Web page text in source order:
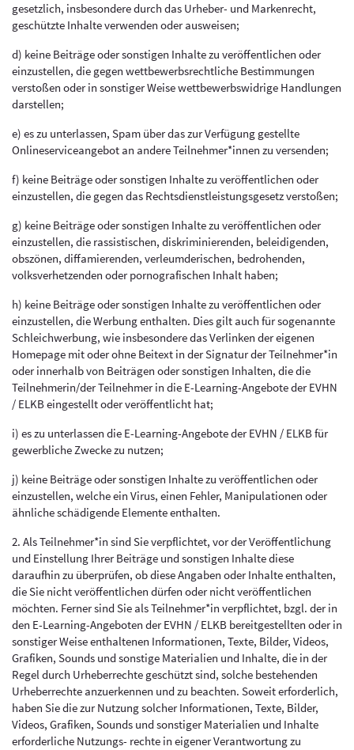
gesetzlich, insbesondere durch das Urheber- und Markenrecht,
geschützte Inhalte verwenden oder ausweisen;
d) keine Beiträge oder sonstigen Inhalte zu veröffentlichen oder
einzustellen, die gegen wettbewerbsrechtliche Bestimmungen
verstoßen oder in sonstiger Weise wettbewerbswidrige Handlungen
darstellen;
e) es zu unterlassen, Spam über das zur Verfügung gestellte
Onlineserviceangebot an andere Teilnehmer*innen zu versenden;
f) keine Beiträge oder sonstigen Inhalte zu veröffentlichen oder
einzustellen, die gegen das Rechtsdienstleistungsgesetz verstoßen;
g) keine Beiträge oder sonstigen Inhalte zu veröffentlichen oder
einzustellen, die rassistischen, diskriminierenden, beleidigenden,
obszönen, diffamierenden, verleumderischen, bedrohenden,
volksverhetzenden oder pornografischen Inhalt haben;
h) keine Beiträge oder sonstigen Inhalte zu veröffentlichen oder
einzustellen, die Werbung enthalten. Dies gilt auch für sogenannte
Schleichwerbung, wie insbesondere das Verlinken der eigenen
Homepage mit oder ohne Beitext in der Signatur der Teilnehmer*in
oder innerhalb von Beiträgen oder sonstigen Inhalten, die die
Teilnehmerin/der Teilnehmer in die E-Learning-Angebote der EVHN
/ ELKB eingestellt oder veröffentlicht hat;
i) es zu unterlassen die E-Learning-Angebote der EVHN / ELKB für
gewerbliche Zwecke zu nutzen;
j) keine Beiträge oder sonstigen Inhalte zu veröffentlichen oder
einzustellen, welche ein Virus, einen Fehler, Manipulationen oder
ähnliche schädigende Elemente enthalten.
2. Als Teilnehmer*in sind Sie verpflichtet, vor der Veröffentlichung
und Einstellung Ihrer Beiträge und sonstigen Inhalte diese
daraufhin zu überprüfen, ob diese Angaben oder Inhalte enthalten,
die Sie nicht veröffentlichen dürfen oder nicht veröffentlichen
möchten. Ferner sind Sie als Teilnehmer*in verpflichtet, bzgl. der in
den E-Learning-Angeboten der EVHN / ELKB bereitgestellten oder in
sonstiger Weise enthaltenen Informationen, Texte, Bilder, Videos,
Grafiken, Sounds und sonstige Materialien und Inhalte, die in der
Regel durch Urheberrechte geschützt sind, solche bestehenden
Urheberrechte anzuerkennen und zu beachten. Soweit erforderlich,
haben Sie die zur Nutzung solcher Informationen, Texte, Bilder,
Videos, Grafiken, Sounds und sonstiger Materialien und Inhalte
erforderliche Nutzungs- rechte in eigener Verantwortung zu